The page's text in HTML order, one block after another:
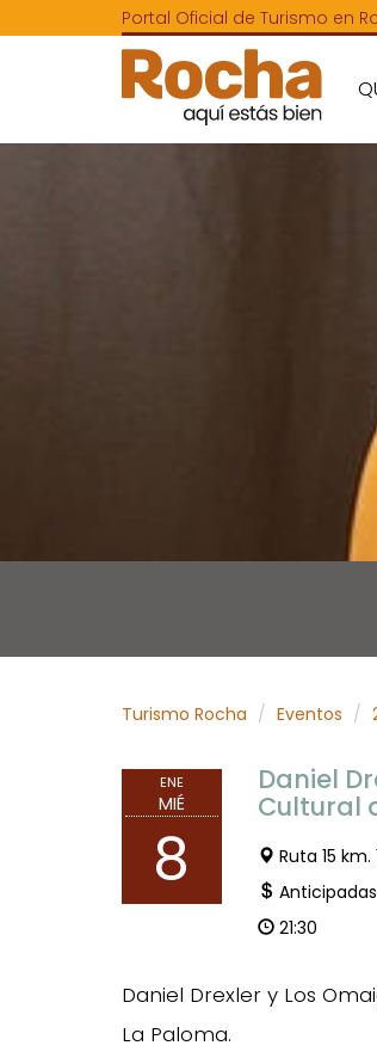
Portal Oficial de Turismo en
Turismo Rocha Eventos
ENE
MIÉ
8
Daniel
Cultural
Ruta 15 km.
21:30
Daniel Drexler y Los
La Paloma.